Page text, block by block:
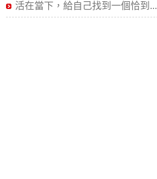
活在當下，給自己找到一個恰到...